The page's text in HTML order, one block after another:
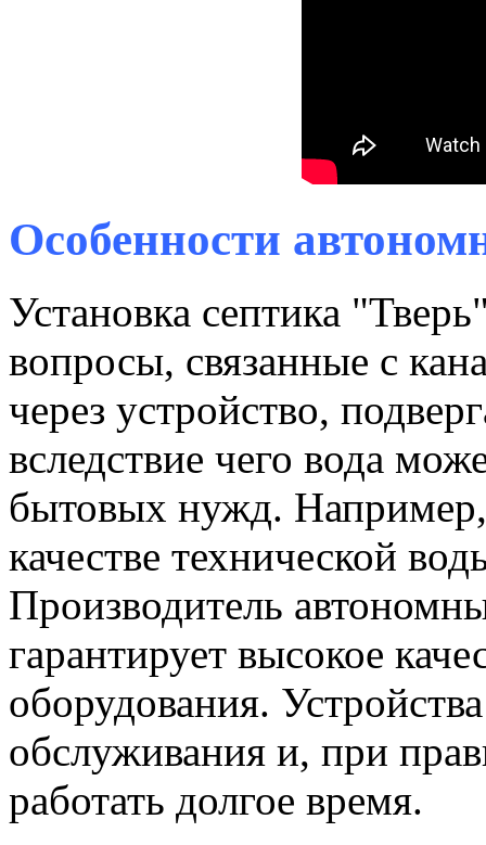
Особенности
Установка септика
вопросы, связанные с
через устройство,
вследствие чего вода
бытовых нужд.
качестве технической
Производитель
гарантирует высокое
оборудования.
обслуживания и, при
работать долгое время.